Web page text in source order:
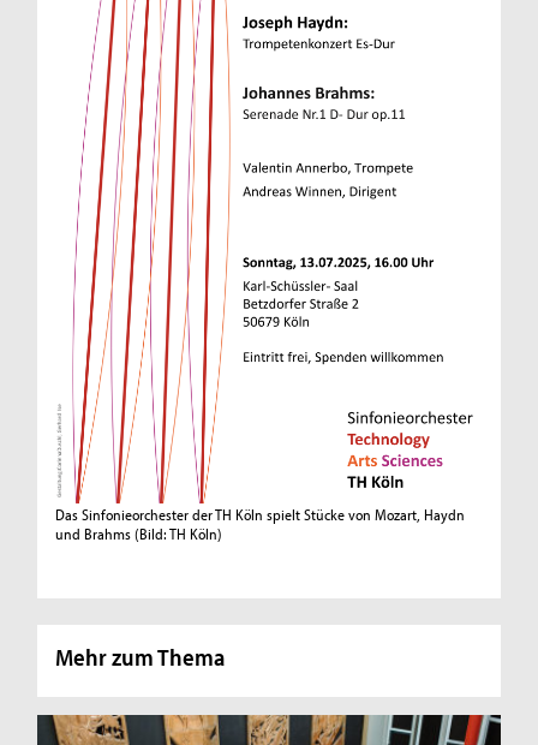
Das Sinfonieorchester der TH Köln spielt Stücke von Mozart, Haydn
und Brahms (Bild: TH Köln)
Mehr zum Thema